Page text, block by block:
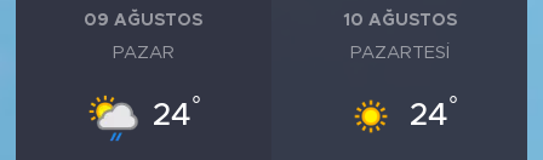
09 AĞUSTOS
PAZAR
24°
10 AĞUSTOS
PAZARTESI
24°
VİDEOLAR
SOSYAL MEDYA